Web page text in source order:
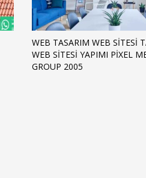
WEB TASARIM WEB SITESI
WEB SITESI YAPIMI PIXEL
GROUP 2005